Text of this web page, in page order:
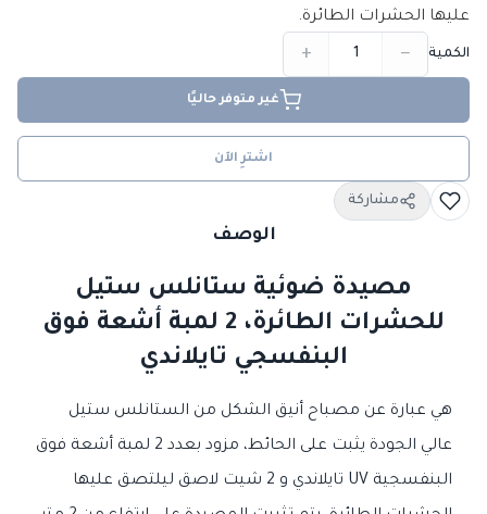
عليها الحشرات الطائرة.
الكمية −
+
غير متوفر حاليًا
اشترِ الآن
مشاركة
الوصف
مصيدة ضوئية ستانلس ستيل
للحشرات الطائرة، 2 لمبة أشعة فوق
البنفسجي تايلاندي
هي عبارة عن مصباح أنيق الشكل من الستانلس ستيل
عالي الجودة يثبت على الحائط، مزود بعدد 2 لمبة أشعة فوق
البنفسجية UV تايلاندي و 2 شيت لاصق ليلتصق عليها